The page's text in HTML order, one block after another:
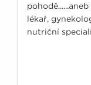
lékař,
nutriční